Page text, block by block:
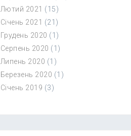
Лютий 2021 (15)
Січень 2021 (21)
Грудень 2020 (1)
Серпень 2020 (1)
Липень 2020 (1)
Березень 2020 (1)
Січень 2019 (3)